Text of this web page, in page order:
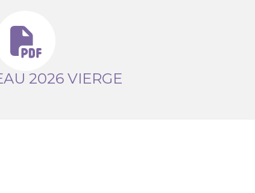
2026 VIERGE